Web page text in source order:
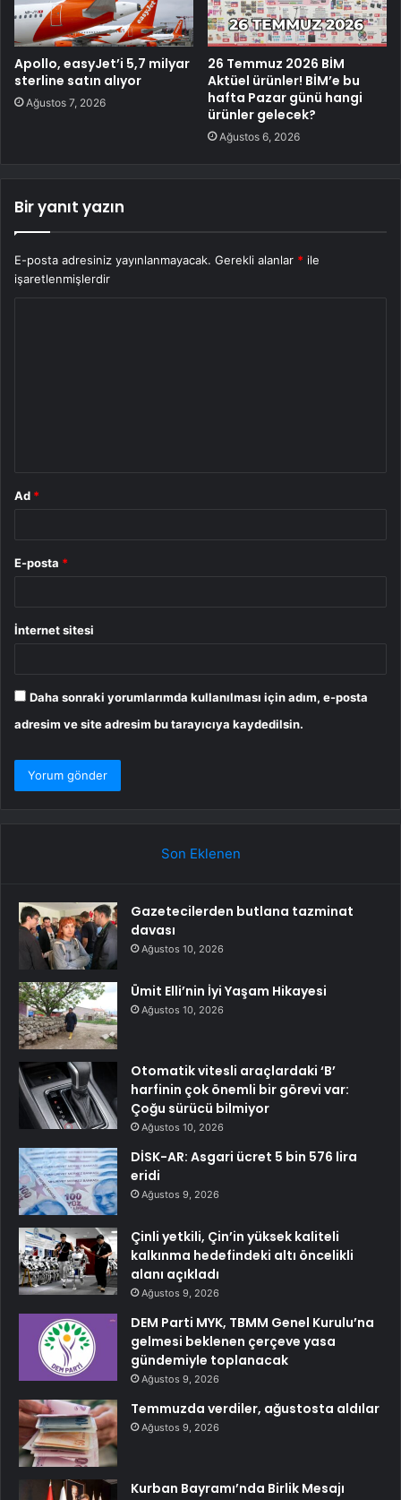
Apollo, easyJet’i 5,7 milyar
sterline satın alıyor
Ağustos 7, 2026
26 Temmuz 2026 BİM
Aktüel ürünler! BİM’e bu
hafta Pazar günü hangi
ürünler gelecek?
Ağustos 6, 2026
Bir yanıt yazın
E-posta adresiniz yayınlanmayacak. Gerekli alanlar * ile
işaretlenmişlerdir
Ad *
E-posta *
İnternet sitesi
Daha sonraki yorumlarımda kullanılması için adım, e-posta
adresim ve site adresim bu tarayıcıya kaydedilsin.
Son Eklenen
Gazetecilerden butlana tazminat
davası
Ağustos 10, 2026
Ümit Elli’nin İyi Yaşam Hikayesi
Ağustos 10, 2026
Otomatik vitesli araçlardaki ‘B’
harfinin çok önemli bir görevi var:
Çoğu sürücü bilmiyor
Ağustos 10, 2026
DİSK-AR: Asgari ücret 5 bin 576 lira
eridi
Ağustos 9, 2026
Çinli yetkili, Çin’in yüksek kaliteli
kalkınma hedefindeki altı öncelikli
alanı açıkladı
Ağustos 9, 2026
DEM Parti MYK, TBMM Genel Kurulu’na
gelmesi beklenen çerçeve yasa
gündemiyle toplanacak
Ağustos 9, 2026
Temmuzda verdiler, ağustosta aldılar
Ağustos 9, 2026
Kurban Bayramı’nda Birlik Mesajı